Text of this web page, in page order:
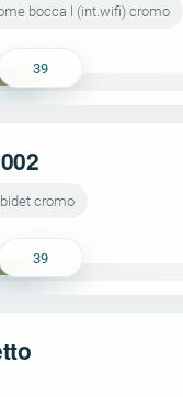
bocca l (int.wifi) cromo
39
cromo
39